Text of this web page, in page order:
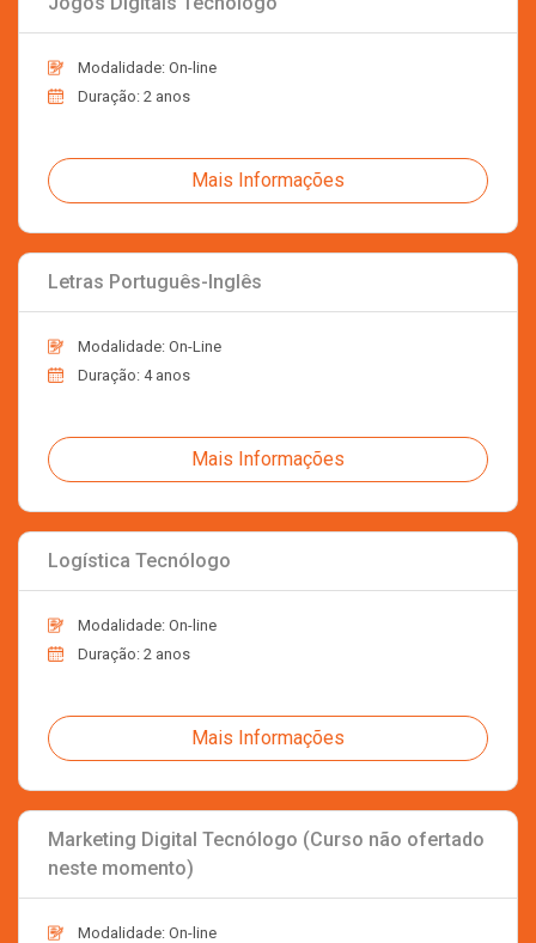
Modalidade: On-line
Duração: 2 anos
Mais Informações
Letras Português-Inglês
Modalidade: On-Line
Duração: 4 anos
Mais Informações
Logística Tecnólogo
Modalidade: On-line
Duração: 2 anos
Mais Informações
Marketing Digital Tecnólogo (Curso não ofertado
neste momento)
Modalidade: On-line